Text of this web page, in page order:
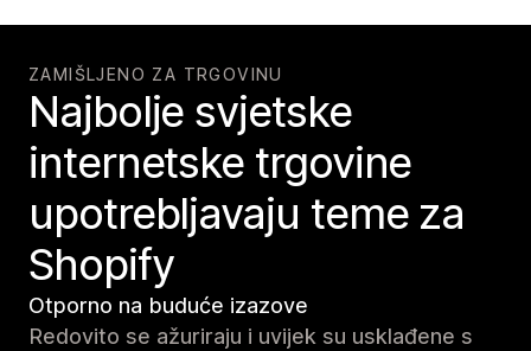
ZAMIŠLJENO ZA TRGOVINU
Najbolje svjetske
internetske trgovine
upotrebljavaju teme za
Shopify
Otporno na buduće izazove
Redovito se ažuriraju i uvijek su usklađene s